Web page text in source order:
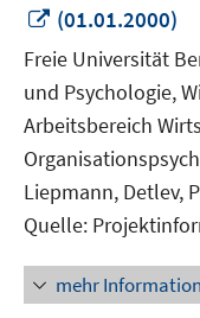
In
neuem
Fenster
öffnen
(01.01.2000)
Freie Universität
und Psychologie,
Arbeitsbereich
Liepmann, Detlev,
Quelle:
mehr